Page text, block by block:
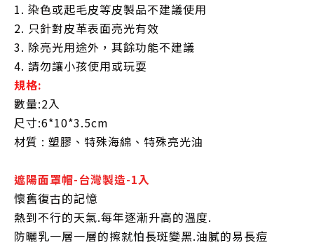
1. 染色或起毛皮等皮製品不建議使用
2. 只針對皮革表面亮光有效
3. 除亮光用途外，其餘功能不建議
4. 請勿讓小孩使用或玩耍
規格:
數量:2入
尺寸:6*10*3.5cm
材質 : 塑膠、特殊海綿、特殊亮光油
遮陽面罩帽-台灣製造-1入
懷舊復古的記憶
熱到不行的天氣.每年逐漸升高的溫度.
防曬乳一層一層的擦就怕長斑變黑.油膩的易長痘